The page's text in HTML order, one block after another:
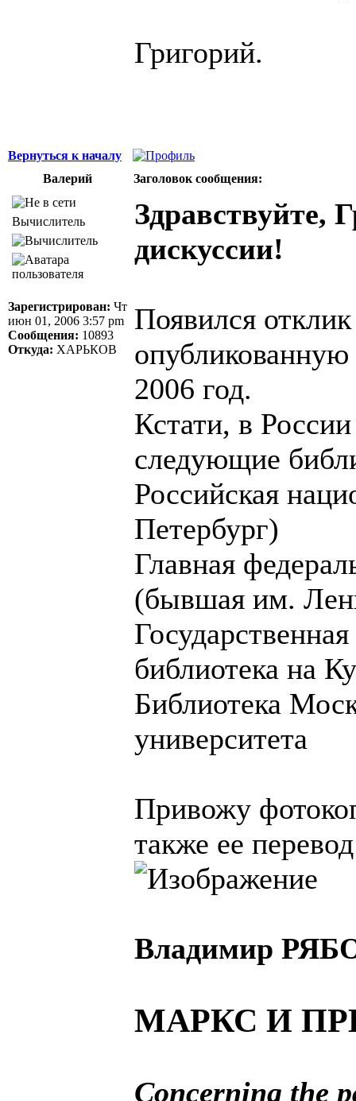
Григорий.
Вернуться к началу
Валерий
Заголовок сообщения:
Вычислитель
Зарегистрирован: Чт
июн 01, 2006 3:57 pm
Сообщения: 10893
Откуда: ХАРЬКОВ
Здравствуйте,
дискуссии!
Появился
2006 год.
Кстати, в
следующие
Российская
Петербург)
Главная
(бывшая им.
библиотека на
Библиотека
университета
Привожу
также ее
Владимир
МАРКС И
Concerпіng the